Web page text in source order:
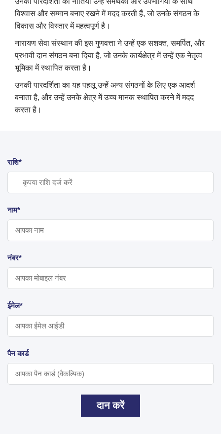
विश्वास और सम्मान बनाए रखने में मदद करती हैं, जो उनके संगठन के
विकास और विस्तार में महत्वपूर्ण है।
नारायण सेवा संस्थान की इस गुणवत्ता ने उन्हें एक सशक्त, समर्पित, और
प्रभावी दान संगठन बना दिया है, जो उनके कार्यक्षेत्र में उन्हें एक नेतृत्व
भूमिका में स्थापित करता है।
उनकी पारदर्शिता का यह पहलू उन्हें अन्य संगठनों के लिए एक आदर्श
बनाता है, और उन्हें उनके क्षेत्र में उच्च मानक स्थापित करने में मदद
करता है।
राशि*
नाम*
नंबर*
ईमेल*
पैन कार्ड
दान करें